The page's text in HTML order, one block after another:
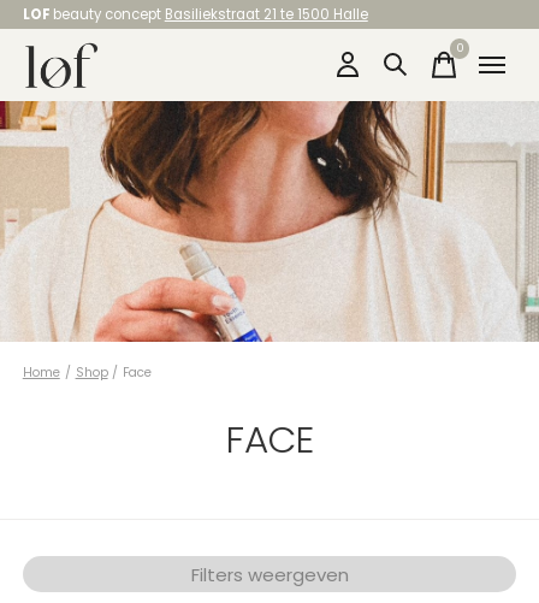
LOF beauty concept Basiliekstraat 21 te 1500 Halle
0items
Home / Shop / Face
FACE
Filters weergeven